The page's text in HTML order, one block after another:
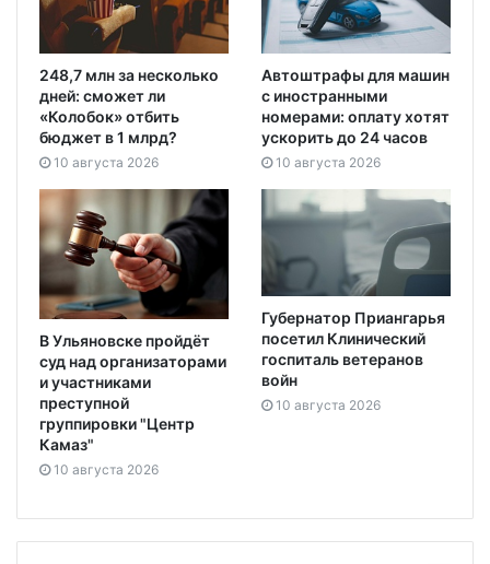
248,7 млн за несколько
дней: сможет ли
«Колобок» отбить
бюджет в 1 млрд?
10 августа 2026
Автоштрафы для машин
с иностранными
номерами: оплату хотят
ускорить до 24 часов
10 августа 2026
В Ульяновске пройдёт
суд над организаторами
и участниками
преступной
группировки "Центр
Камаз"
10 августа 2026
Губернатор Приангарья
посетил Клинический
госпиталь ветеранов
войн
10 августа 2026